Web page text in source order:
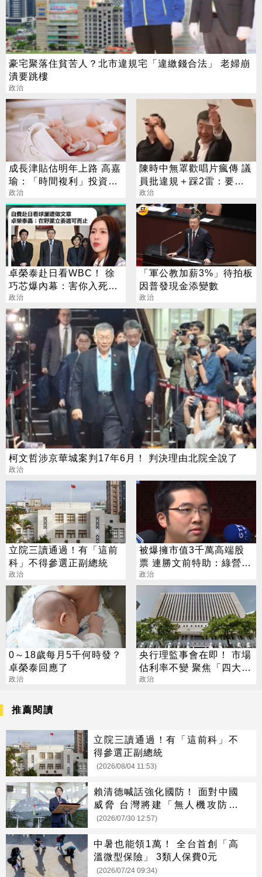
豪宅聚落住貧苦人？北市違規宅「違繳錢合法」 老婦崩
潰要跳樓
政治
成長津貼估明年上路 高嘉
瑜：「時間複利」投資下
一代
政治
陳時中無罩歡唱片瘋傳 議
員批違規＋踩2雷：要啟
動政風調查？
政治
卓榮泰赴日看WBC！ 徐
巧芯爆內幕：害你入死局
的是自己人
政治
「軍公教加薪3%」待拍板
因普發現金添變數
政治
柯文哲涉京華城案判17年6月！ 判決理由北院全說了
政治
立院三讀通過！有「這前
科」不得參選正副總統
政治
被爆擁市值3千萬高端股
票 連勝文前特助：綠營別
亂潑髒水
政治
0～18歲每月5千何時發？
卓榮泰回應了
政治
央行理監事會在即！ 市場
估利率不變 聚焦「四大議
題」
政治
推薦閱讀
立院三讀通過！有「這前科」不
得參選正副總統
(2026/08/04 11:53)
賴清德喊話強化國防！ 面對中國
威脅 台灣將建「無人機攻防體
系」
(2026/07/30 12:57)
中暑也能領1萬！ 全台首創「高
溫微型保險」 3類人保費0元
(2026/07/24 09:34)